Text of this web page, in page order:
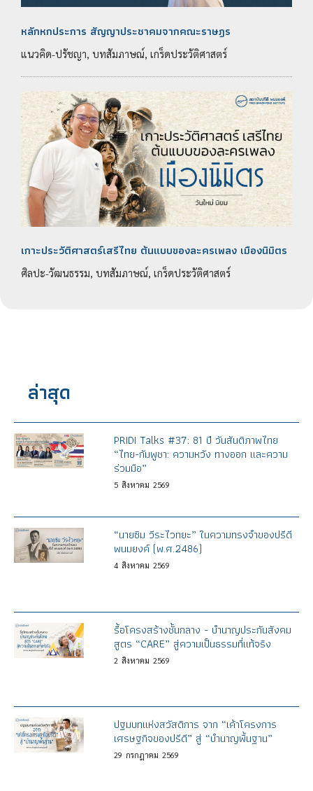
หลักหกประการ สัญญาประชาคมจากคณะราษฎร
แนวคิด-ปรัชญา, บทสัมภาษณ์, เกร็ดประวัติศาสตร์
เกาะประวัติศาสตร์เสรีไทย ต้นแบบของละครเพลง เมืองนิมิตร
ศิลปะ-วัฒนธรรม, บทสัมภาษณ์, เกร็ดประวัติศาสตร์
ล่าสุด
PRIDI Talks #37: 81 ปี วันสันติภาพไทย
“ไทย-กัมพูชา: ความหวัง ทางออก และความ
ร่วมมือ”
5 สิงหาคม 2569
“นายซิม วีระไวทยะ” ในความทรงจำของปรีดี
พนมยงค์ (พ.ศ.2486)
4 สิงหาคม 2569
รื้อโครงสร้างชั้นกลาง - บำนาญประกันสังคม
สูตร “CARE” สู่ความเป็นธรรมที่แท้จริง
2 สิงหาคม 2569
ปฐมบทแห่งสวัสดิการ จาก “เค้าโครงการ
เศรษฐกิจของปรีดี” สู่ “บำนาญพื้นฐาน”
29 กรกฎาคม 2569